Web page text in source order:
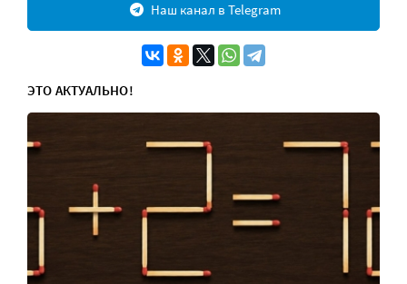
Наш канал в Telegram
ЭТО АКТУАЛЬНО!